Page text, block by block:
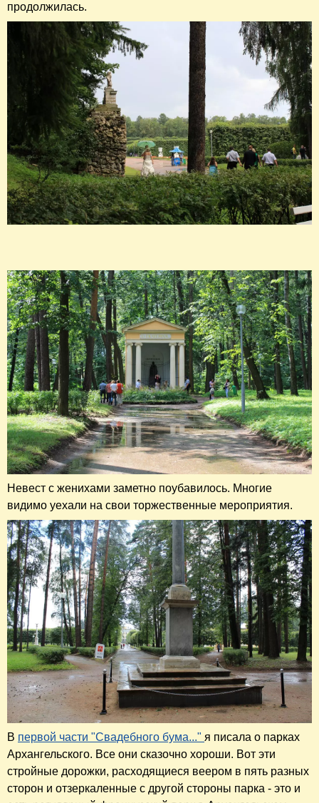
продолжилась.
Невест с женихами заметно поубавилось. Многие
видимо уехали на свои торжественные мероприятия.
В первой части "Свадебного бума..." я писала о парках
Архангельского. Все они сказочно хороши. Вот эти
стройные дорожки, расходящиеся веером в пять разных
сторон и отзеркаленные с другой стороны парка - это и